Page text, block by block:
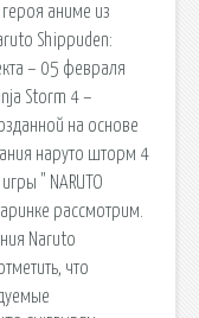
аниме из
Shippuden:
– 05 февраля
Storm 4 –
на основе
наруто шторм 4
" NARUTO
рассмотрим.
Naruto
что